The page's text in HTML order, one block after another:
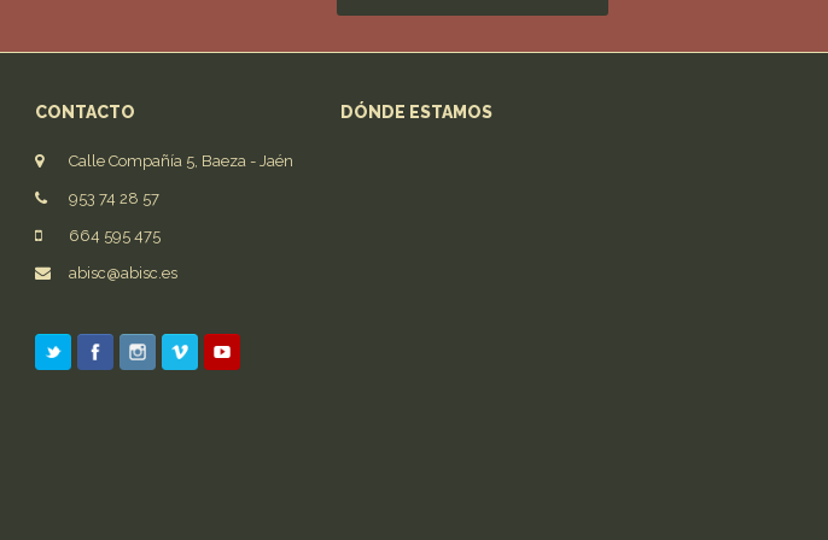
CONTACTO
Calle Compañía 5, Baeza - Jaén
953 74 28 57
664 595 475
abisc@abisc.es
DÓNDE ESTAMOS